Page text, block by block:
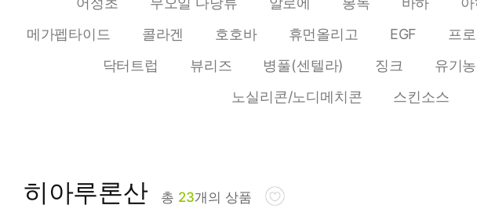
이벤트
임상별
스킨/토너/미스
앰플/에센스/세
럼
흔
메가펩타이드
콜라겐 호호바 휴먼올리고 EGF 프
닥터트럽
뷰리즈 병풀(센텔라) 징크 유기농
노실리콘/노디메치콘
스킨소스
히아루론산 총 23개의 상품